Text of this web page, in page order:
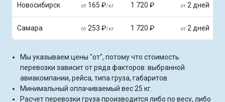
Новосибирск от 165 ₽/кг 1 720 ₽ от 2 дней
Самара от 253 ₽/кг 1 720 ₽ от 2 дней
Мы указываем цены "от", потому что стоимость
перевозки зависит от ряда факторов: выбранной
авиакомпании, рейса, типа груза, габаритов.
Минимальный оплачиваемый вес 25 кг.
Расчет перевозки груза производится либо по весу, либо